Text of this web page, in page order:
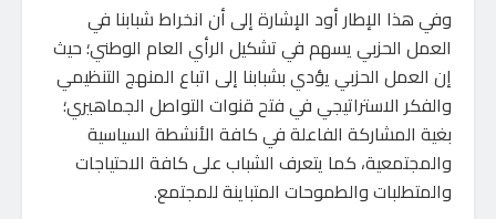
وفي هذا الإطار أود الإشارة إلى أن انخراط شبابنا في
العمل الحزبي يسهم في تشكيل الرأي العام الوطني؛ حيث
إن العمل الحزبي يؤدي بشبابنا إلى اتباع المنهج التنظيمي
والفكر الاستراتيجي في فتح قنوات التواصل الجماهيري؛
بغية المشاركة الفاعلة في كافة الأنشطة السياسية
والمجتمعية، كما يتعرف الشباب على كافة الاحتياجات
والمتطلبات والطموحات المتباينة للمجتمع.